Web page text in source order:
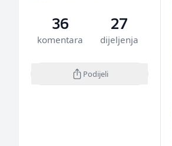
36
komentara
27
dijeljenja
Podijeli